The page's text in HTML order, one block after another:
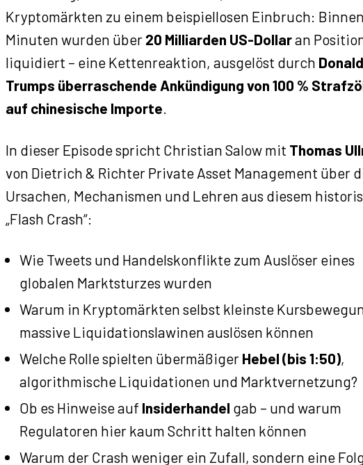
a
y
e
r
o
n
Kryptomärkten zu einem beispiellosen Einbruch: Binnen
Minuten wurden über 20 Milliarden US-Dollaran
liquidiert – eine Kettenreaktion, ausgelöst durch Donald
Trumps überraschende Ankündigung von 100 %
auf chinesische Importe.
In dieser Episode spricht Christian Salow mit Thomas
von Dietrich & Richter Private Asset Management über
Ursachen, Mechanismen und Lehren aus diesem
„Flash Crash“:
Wie Tweets und Handelskonflikte zum Auslöser eines
globalen Marktsturzes wurden
Warum in Kryptomärkten selbst kleinste
massive Liquidationslawinen auslösen können
Welche Rolle spielten übermäßiger Hebel (bis 1:50),
algorithmische Liquidationen und Marktvernetzung?
Ob es Hinweise auf Insiderhandel gab – und warum
Regulatoren hier kaum Schritt halten können
Warum der Crash weniger ein Zufall, sondern eine